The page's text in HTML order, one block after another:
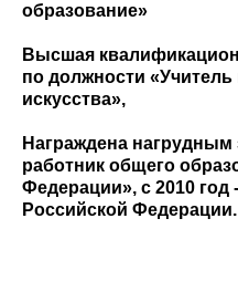
образование»
Высшая
по должности «Учитель
искусства»,
Награждена
работник общего
Федерации», с 2010
Российской Федерации.